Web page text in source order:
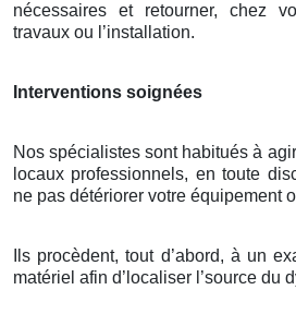
nécessaires et retourner, chez
travaux ou l’installation.
Interventions soignées
Nos spécialistes sont habitués à
locaux professionnels, en toute
ne pas détériorer votre équipement
Ils procèdent, tout d’abord, à un
matériel afin d’localiser l’source du